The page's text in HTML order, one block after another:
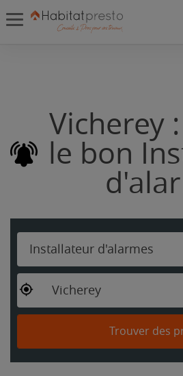
Vicherey
le bon
Installateur d'alarmes
Vicherey
Trouver des